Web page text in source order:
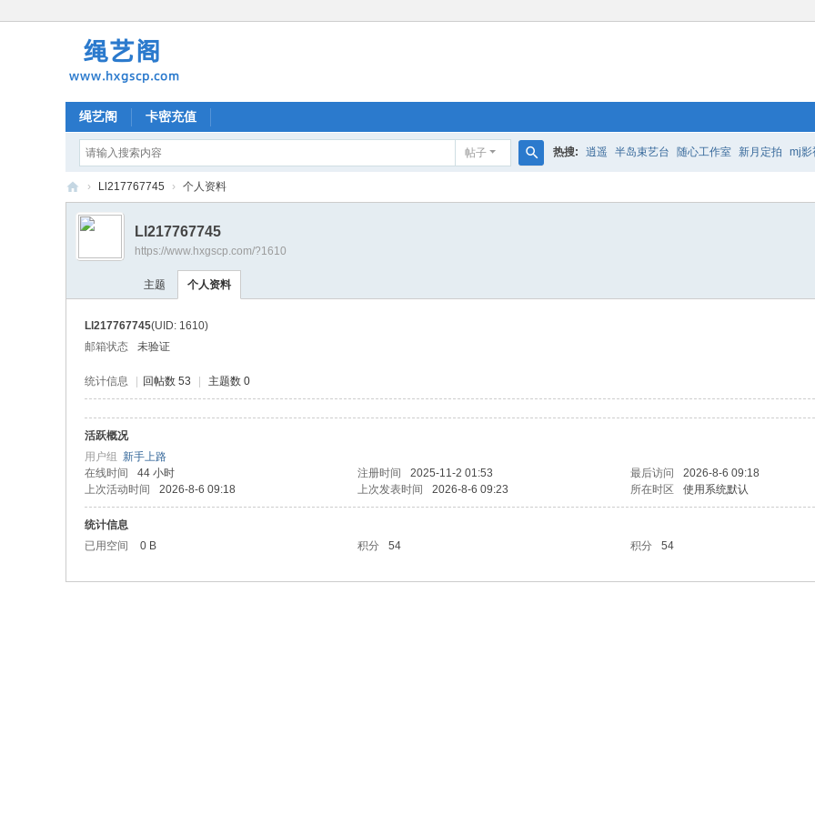
绳艺阁 卡密充值
帖子
索
热搜: 逍遥 半岛束艺台 随心工作室 新月定拍 mj影
绳
阁
› Ll217767745 › 个人资料
Ll217767745
https://www.hxgscp.com/?1610
主题 个人资料
Ll217767745(UID: 1610)
邮箱状态
未验证
统计信息 回帖数 53 主题数 0
活跃概况
用户组 新手上路
在线时间
44 小时 注册时间 2025-11-2 01:53 最后访问
2026-8-6 09:18
上次活动时间
2026-8-6 09:18 上次发表时间 2026-8-6 09:23 所在时区 使用系统默认
统计信息
已用空间
0 B 积分 54 积分 54